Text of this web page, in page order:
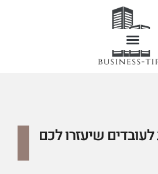
שיעזרו לכם